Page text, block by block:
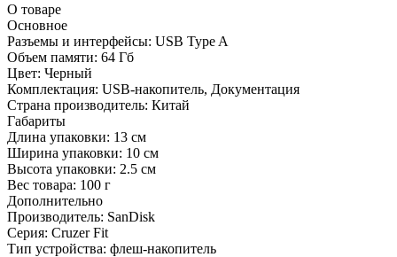
О товаре
Основное
Разъемы и интерфейсы: USB Type A
Объем памяти: 64 Гб
Цвет: Черный
Комплектация: USB-накопитель, Документация
Страна производитель: Китай
Габариты
Длина упаковки: 13 см
Ширина упаковки: 10 см
Высота упаковки: 2.5 см
Вес товара: 100 г
Дополнительно
Производитель: SanDisk
Серия: Cruzer Fit
Тип устройства: флеш-накопитель